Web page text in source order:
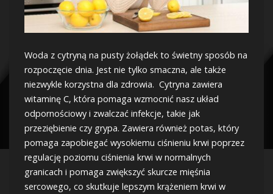
Woda z cytryną na pusty żołądek to świetny sposób na
rozpoczęcie dnia. Jest nie tylko smaczna, ale także
niezwykle korzystna dla zdrowia. Cytryna zawiera
witaminę C, która pomaga wzmocnić nasz układ
odpornościowy i zwalczać infekcje, takie jak
przeziębienie czy grypa. Zawiera również potas, który
pomaga zapobiegać wysokiemu ciśnieniu krwi poprzez
regulację poziomu ciśnienia krwi w normalnych
granicach i pomaga zwiększyć skurcze mięśnia
sercowego, co skutkuje lepszym krążeniem krwi w